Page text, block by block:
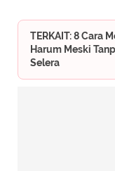
TERKAIT: 8 Cara
Harum Meski
Selera